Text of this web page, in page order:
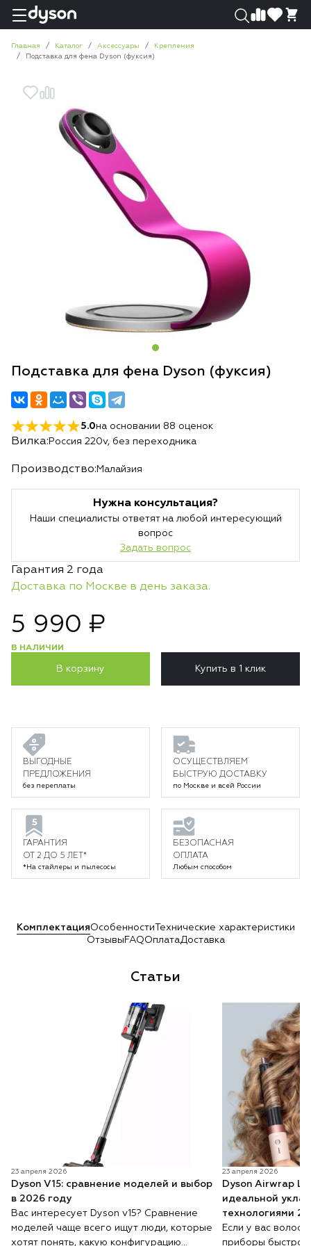
Главная Каталог Аксессуары
Крепления
Подставка для фена Dyson (фуксия)
Подставка для фена Dyson (фуксия)
5.0на основании 88 оценок
Вилка: Россия 220v, без переходника
Производство: Малайзия
Нужна консультация?
Наши специалисты ответят на любой интересующий
вопрос
Задать вопрос
Гарантия 2 года
Доставка по Москве в день заказа.
5 990 ₽
В НАЛИЧИИ
В корзину Купить в 1 клик
ВЫГОДНЫЕ
ПРЕДЛОЖЕНИЯ
без переплаты
ОСУЩЕСТВЛЯЕМ
БЫСТРУЮ ДОСТАВКУ
по Москве и всей России
ГАРАНТИЯ
ОТ 2 ДО 5 ЛЕТ*
*На стайлеры и пылесосы
БЕЗОПАСНАЯ
ОПЛАТА
Любым способом
КомплектацияОсобенности Технические характеристики
Отзывы FAQОплатаДоставка
Статьи
23 апреля 2026
Dyson V15: сравнение моделей и выбор
в 2026 году
Вас интересует Dyson v15? Сравнение
моделей чаще всего ищут люди, которые
хотят понять, какую конфигурацию
23 апреля 2026
Dyson Airwrap
идеальной
технологиями
Если у вас
приборы быстро